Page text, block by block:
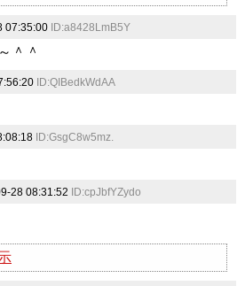
07:35:00 ID:a8428LmB5Y
＾＾
ID:QIBedkWdAA
ID:GsgC8w5mz.
28 08:31:52 ID:cpJbfYZydo